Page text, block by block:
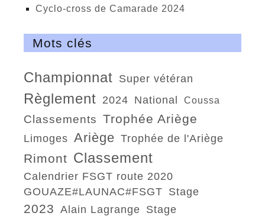
Cyclo-cross de Camarade 2024
Mots clés
championnat super vétéran
règlement 2024 national Coussa
classements trophée Ariège
Limoges Ariège trophée de l'Ariège
Rimont classement
calendrier FSGT route 2020
GOUAZE#LAUNAC#FSGT
stage
2023 Alain Lagrange
Stage